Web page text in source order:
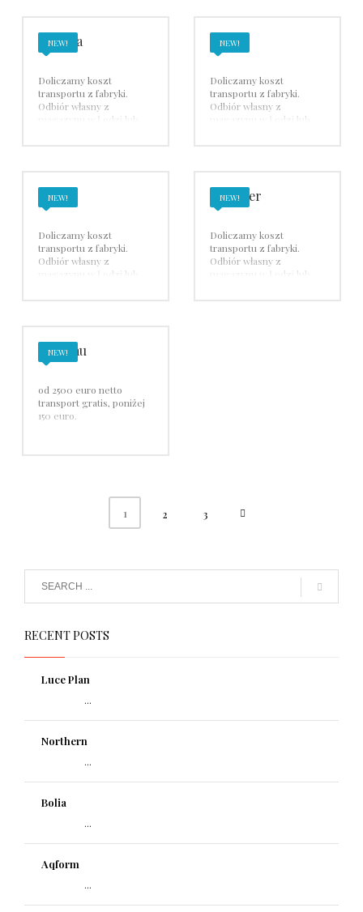
NEW!
Bomma
Doliczamy koszt
transportu z fabryki.
Odbiór własny z
magazynu w Łodzi lub
NEW!
Brokis
Doliczamy koszt
transportu z fabryki.
Odbiór własny z
magazynu w Łodzi lub
NEW!
Estiluz
Doliczamy koszt
transportu z fabryki.
Odbiór własny z
magazynu w Łodzi lub
NEW!
forestier
Doliczamy koszt
transportu z fabryki.
Odbiór własny z
magazynu w Łodzi lub
NEW!
Freifrau
od 2500 euro netto
transport gratis, poniżej
150 euro.
1 2 3
RECENT POSTS
Luce Plan
...
Northern
...
Bolia
...
Aqform
...